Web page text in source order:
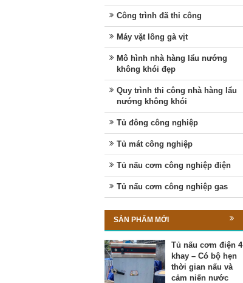
Công trình đã thi công
Máy vặt lông gà vịt
Mô hình nhà hàng lẩu nướng
không khói đẹp
Quy trình thi công nhà hàng lẩu
nướng không khói
Tủ đông công nghiệp
Tủ mát công nghiệp
Tủ nấu cơm công nghiệp điện
Tủ nấu cơm công nghiệp gas
SẢN PHẨM MỚI
Tủ nấu cơm điện 4
khay – Có bộ hẹn
thời gian nấu và
cảm niến nước